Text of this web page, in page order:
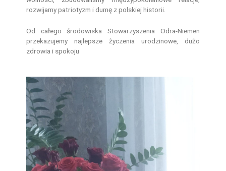
rozwijamy patriotyzm i dumę z polskiej historii.
Od całego środowiska Stowarzyszenia Odra-Niemen
przekazujemy najlepsze życzenia urodzinowe, dużo
zdrowia i spokoju